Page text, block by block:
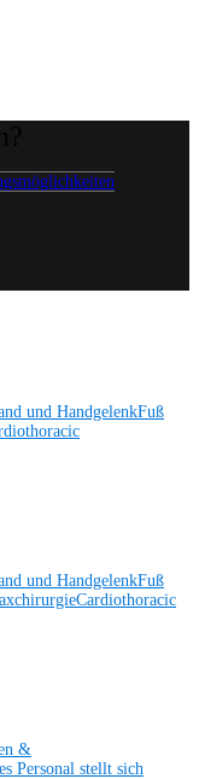
und HandgelenkFuß
und HandgelenkFuß
Cardiothoracic
&
Personal stellt sich